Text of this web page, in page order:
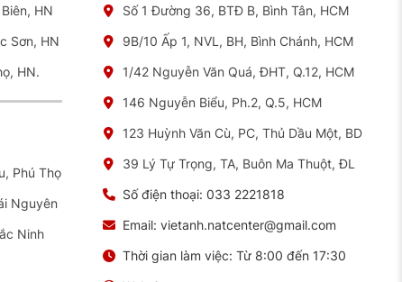
cơ sở NAT Center. Ngoài ra, giá lốp có thể thay đổi tùy
hành uy tín và hỗ trợ nhanh chóng từ đội ngũ kỹ thuật
bình từ 3.500.000 đến 4.500.000 VNĐ mỗi lốp, tùy thuộc
liệu cao cấp, trải qua quy trình kiểm tra nghiêm ngặt
với những giá trị lâu dài mà lốp cung cấp, đây chắc
êm ái, bền bỉ và tiết kiệm nhiên liệu.
HN
Sơn, HN
HN.
Phú Thọ
Nguyên
Ninh
Số 1 Đường 36, BTĐ B, Bình Tân, HCM
9B/10 Ấp 1, NVL, BH, Bình Chánh, HCM
1/42 Nguyễn Văn Quá, ĐHT, Q.12, HCM
146 Nguyễn Biểu, Ph.2, Q.5, HCM
123 Huỳnh Văn Cù, PC, Thủ Dầu Một, BD
39 Lý Tự Trọng, TA, Buôn Ma Thuột, ĐL
Số điện thoại: 033 2221818
Email: vietanh.natcenter@gmail.com
Thời gian làm việc: Từ 8:00 đến 17:30